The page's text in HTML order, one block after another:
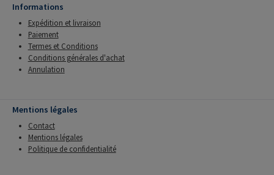
Informations
Expédition et livraison
Paiement
Termes et Conditions
Conditions générales d'achat
Annulation
Mentions légales
Contact
Mentions légales
Politique de confidentialité